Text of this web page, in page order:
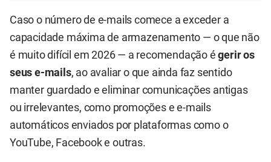
Caso o número de e-mails comece a exceder a
capacidade máxima de armazenamento — o que não
é muito difícil em 2026 — a recomendação égerir os
seus e-mails, ao avaliar o que ainda faz sentido
manter guardado e eliminar comunicações antigas
ou irrelevantes, como promoções e e-mails
automáticos enviados por plataformas como o
YouTube, Facebook e outras.